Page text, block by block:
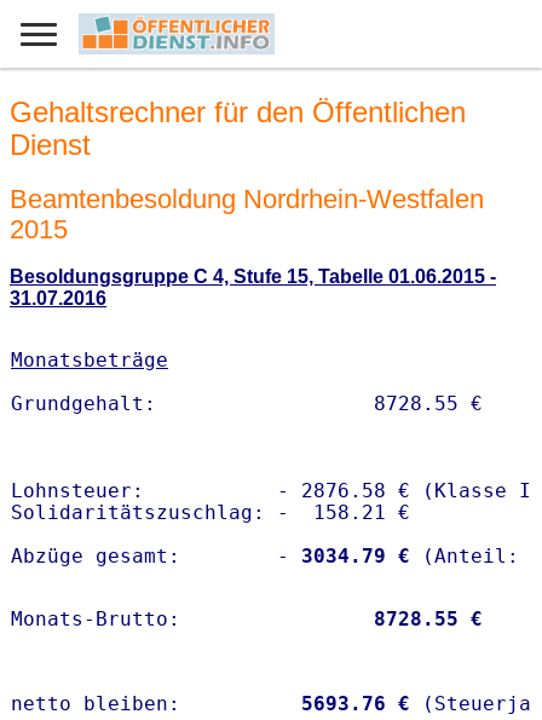
Gehaltsrechner für den Öffentlichen
Dienst
Beamtenbesoldung Nordrhein-Westfalen
2015
Besoldungsgruppe C 4, Stufe 15, Tabelle 01.06.2015 -
31.07.2016
Monatsbeträge
Lohnsteuer:           - 2876.58 € (Klasse I)
Solidaritätszuschlag: -  158.21 €
Abzüge gesamt:        -
3034.79 €
Monats-Brutto: 8728.55 €
netto bleiben: 5693.76 €